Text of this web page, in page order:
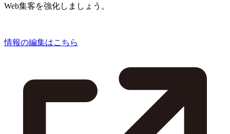
Web集客を強化しましょう。
情報の編集はこちら